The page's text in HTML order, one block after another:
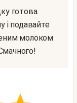
і подавайте
молоком